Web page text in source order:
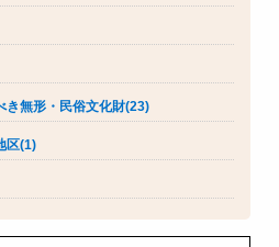
き無形・民俗文化財(23)
区(1)